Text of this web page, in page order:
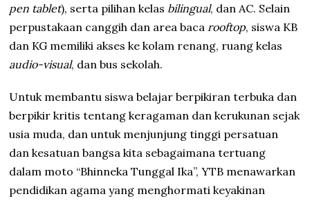
pen tablet), serta pilihan kelas bilingual, dan AC. Selain
perpustakaan canggih dan area bacarooftop, siswa KB
dan KG memiliki akses ke kolam renang, ruang kelas
audio-visual, dan bus sekolah.
Untuk membantu siswa belajar berpikiran terbuka dan
berpikir kritis tentang keragaman dan kerukunan sejak
usia muda, dan untuk menjunjung tinggi persatuan
dan kesatuan bangsa kita sebagaimana tertuang
dalam moto “Bhinneka Tunggal Ika”, YTB menawarkan
pendidikan agama yang menghormati keyakinan